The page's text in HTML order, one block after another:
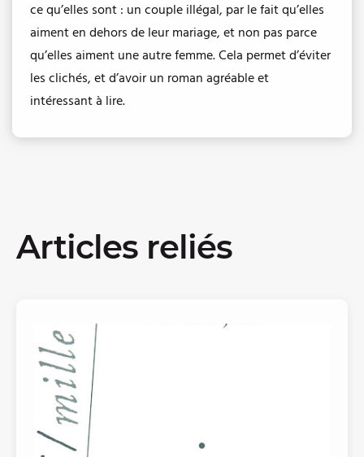
ce qu’elles sont : un couple illégal, par le fait qu’elles
aiment en dehors de leur mariage, et non pas parce
qu’elles aiment une autre femme. Cela permet d’éviter
les clichés, et d’avoir un roman agréable et
intéressant à lire.
Articles reliés